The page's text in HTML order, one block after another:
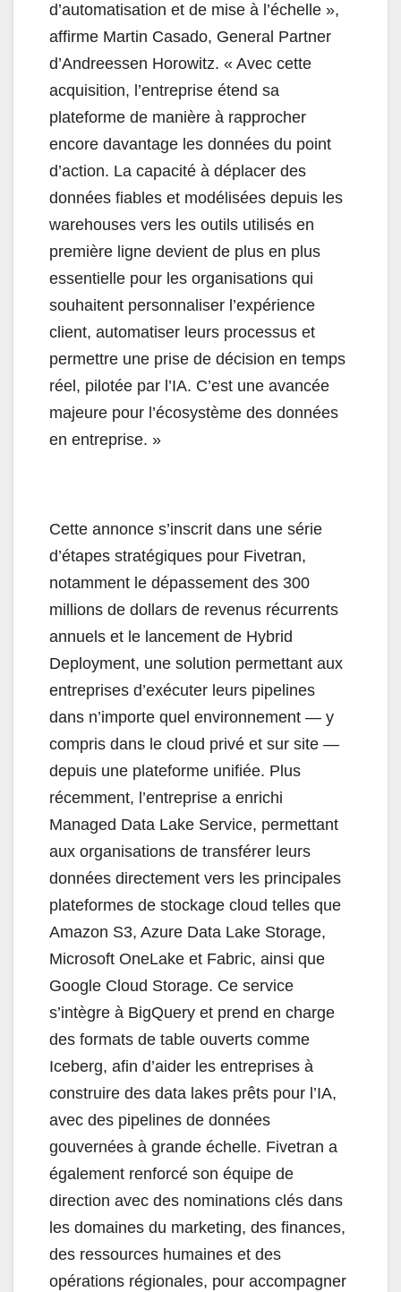
d’automatisation et de mise à l’échelle »,
affirme Martin Casado, General Partner
d’Andreessen Horowitz. « Avec cette
acquisition, l’entreprise étend sa
plateforme de manière à rapprocher
encore davantage les données du point
d’action. La capacité à déplacer des
données fiables et modélisées depuis les
warehouses vers les outils utilisés en
première ligne devient de plus en plus
essentielle pour les organisations qui
souhaitent personnaliser l’expérience
client, automatiser leurs processus et
permettre une prise de décision en temps
réel, pilotée par l’IA. C’est une avancée
majeure pour l’écosystème des données
en entreprise. »
Cette annonce s’inscrit dans une série
d’étapes stratégiques pour Fivetran,
notamment le dépassement des 300
millions de dollars de revenus récurrents
annuels et le lancement de Hybrid
Deployment, une solution permettant aux
entreprises d’exécuter leurs pipelines
dans n’importe quel environnement — y
compris dans le cloud privé et sur site —
depuis une plateforme unifiée. Plus
récemment, l’entreprise a enrichi
Managed Data Lake Service, permettant
aux organisations de transférer leurs
données directement vers les principales
plateformes de stockage cloud telles que
Amazon S3, Azure Data Lake Storage,
Microsoft OneLake et Fabric, ainsi que
Google Cloud Storage. Ce service
s’intègre à BigQuery et prend en charge
des formats de table ouverts comme
Iceberg, afin d’aider les entreprises à
construire des data lakes prêts pour l’IA,
avec des pipelines de données
gouvernées à grande échelle. Fivetran a
également renforcé son équipe de
direction avec des nominations clés dans
les domaines du marketing, des finances,
des ressources humaines et des
opérations régionales, pour accompagner